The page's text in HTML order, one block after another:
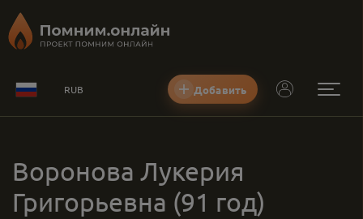
RUB Добавить
Воронова Лукерия
Григорьевна (91 год)